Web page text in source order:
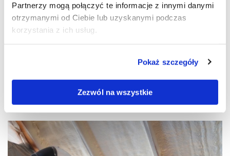
Partnerzy mogą połączyć te informacje z innymi danymi
otrzymanymi od Ciebie lub uzyskanymi podczas
korzystania z ich usług.
Pokaż szczegóły
Zezwól na wszystkie
Izolacja natryskowa – co warto o
28.06.2022 | Anna Adamczak–Bugno